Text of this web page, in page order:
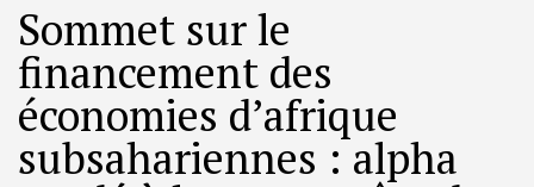
Sommet sur le
financement des
économies d’afrique
subsahariennes : alpha